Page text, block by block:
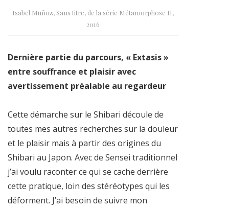
Isabel Muñoz, Sans titre, de la série Métamorphose II,
2016
Dernière partie du parcours, « Extasis »
entre souffrance et plaisir avec
avertissement préalable au regardeur
Cette démarche sur le Shibari découle de
toutes mes autres recherches sur la douleur
et le plaisir mais à partir des origines du
Shibari au Japon. Avec de Sensei traditionnel
j’ai voulu raconter ce qui se cache derrière
cette pratique, loin des stéréotypes qui les
déforment. J’ai besoin de suivre mon